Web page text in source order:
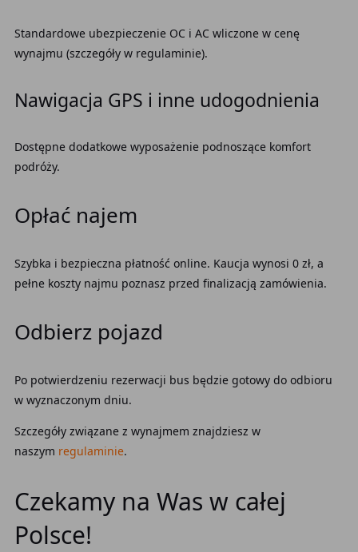
Standardowe ubezpieczenie OC i AC wliczone w cenę
wynajmu (szczegóły w regulaminie).
Nawigacja GPS i inne udogodnienia
Dostępne dodatkowe wyposażenie podnoszące komfort
podróży.
Opłać najem
Szybka i bezpieczna płatność online. Kaucja wynosi 0 zł, a
pełne koszty najmu poznasz przed finalizacją zamówienia.
Odbierz pojazd
Po potwierdzeniu rezerwacji bus będzie gotowy do odbioru
w wyznaczonym dniu.
Szczegóły związane z wynajmem znajdziesz w
naszym regulaminie.
Czekamy na Was w całej
Polsce!